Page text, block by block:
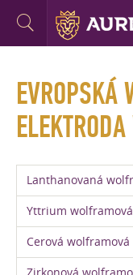
EVROPSKÁ
Lanthanovaná
Yttrium
Cerová